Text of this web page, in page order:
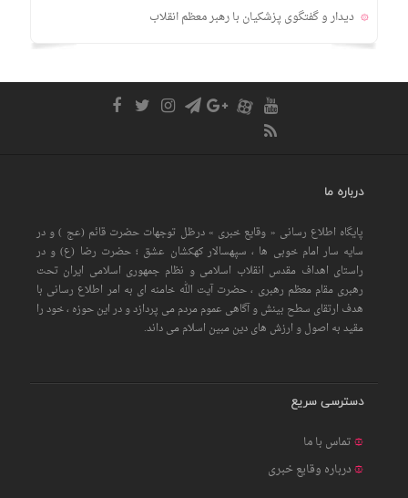
دیدار و گفتگوی پزشکیان با رهبر معظم انقلاب
درباره ما
پایگاه اطلاع رسانی « وقایع خبری » درظل توجهات حضرت قائم (عج ) و در
سایه سار امام خوبی ها ، سپهسالار کهکشان عشق ؛ حضرت رضا (ع) و در
راستای اهداف مقدس انقلاب اسلامی و نظام جمهوری اسلامی ایران تحت
رهبری مقام معظم رهبری ، حضرت آیت الله خامنه ای به امر اطلاع رسانی با
هدف ارتقای سطح بینش و آگاهی عموم مردم می پردازد و در این حوزه ، خود را
مقید به اصول و ارزش های دین مبین اسلام می داند.
دسترسی سریع
تماس با ما
درباره وقایع خبری